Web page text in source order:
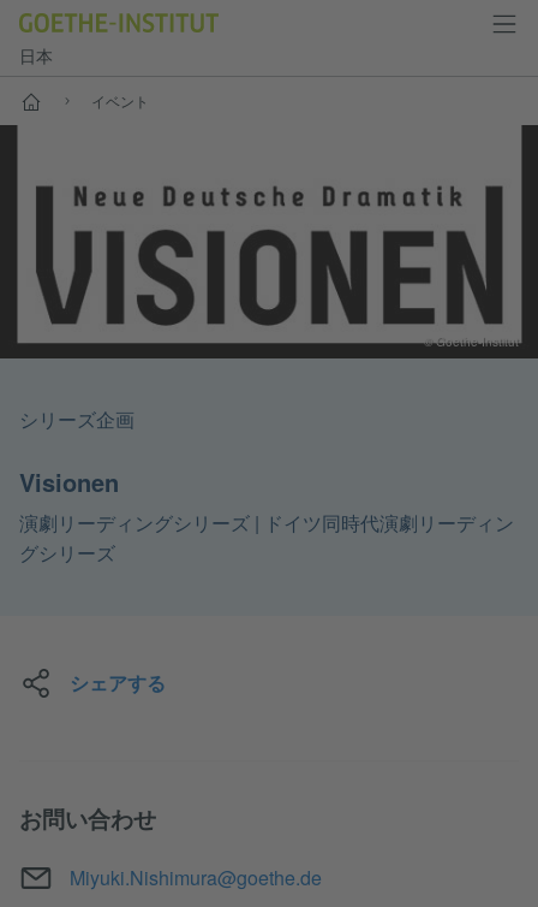
日本
スタート イベント
シリーズ企画
Visionen
演劇リーディングシリーズ | ドイツ同時代演劇リーディン
グシリーズ
© Goethe-Institut
シェアする
お問い合わせ
メール
Miyuki.Nishimura@goethe.de